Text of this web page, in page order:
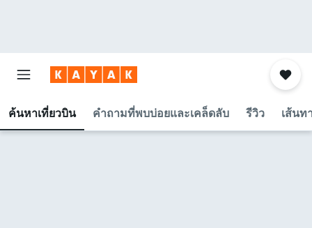
ค้นหาเที่ยวบิน คำถามที่พบบ่อยและเคล็ดลับ รีวิว เส้นท